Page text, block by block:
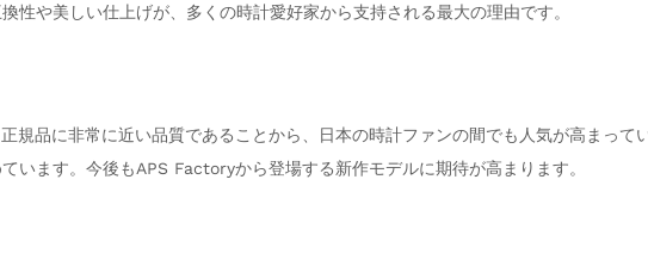
性や美しい仕上げが、多くの時計愛好家から支持される最大の理由です。
規品に非常に近い品質であることから、日本の時計ファンの間でも人気が高まっ
います。今後もAPS Factoryから登場する新作モデルに期待が高まります。